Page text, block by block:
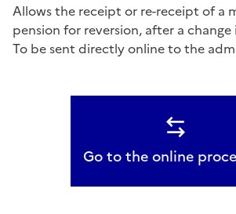
Allows the receipt or re-receipt of a
pension for reversion, after a
To be sent directly online to the
Go to the online